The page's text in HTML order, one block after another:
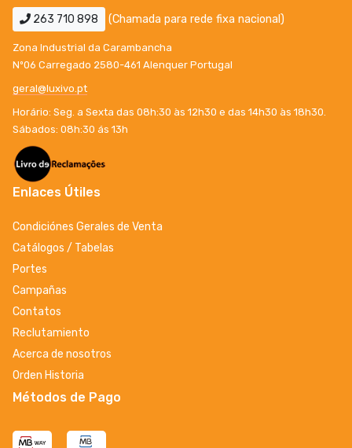
263 710 898 (Chamada para rede fixa nacional)
Zona Industrial da Carambancha
Nº06 Carregado 2580-461 Alenquer Portugal
geral@luxivo.pt
Horário: Seg. a Sexta das 08h:30 às 12h30 e das 14h30 às 18h30.
Sábados: 08h:30 ás 13h
Enlaces Útiles
Condiciónes Gerales de Venta
Catálogos / Tabelas
Portes
Campañas
Contatos
Reclutamiento
Acerca de nosotros
Orden Historia
Métodos de Pago